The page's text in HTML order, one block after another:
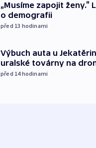
„Musíme zapojit
o demografii
před 13 hodinami
Výbuch auta u
uralské továrny na
před 14hodinami